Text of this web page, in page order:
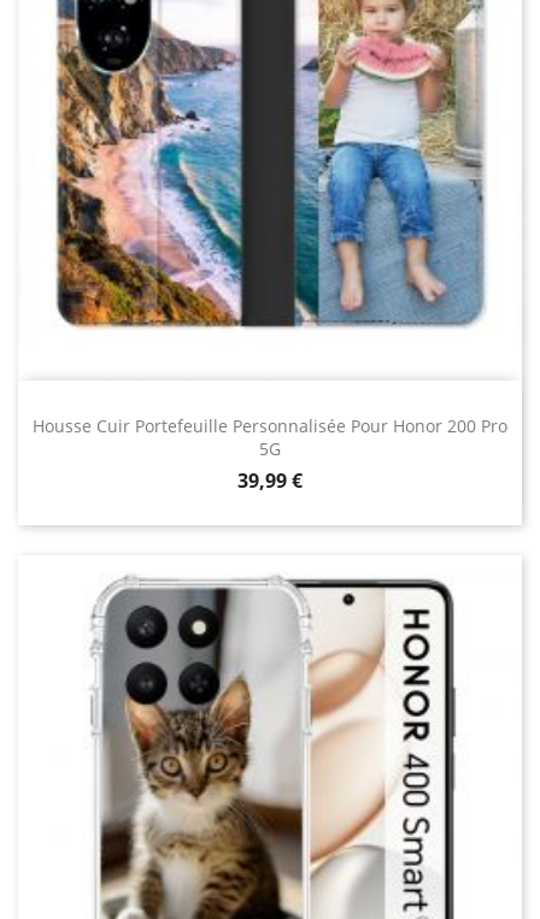
Housse Cuir Portefeuille Personnalisée Pour Honor 200 Pro
5G
Prix
39,99 €